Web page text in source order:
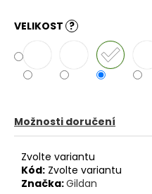
VELIKOST ?
Možnosti doručení
Zvolte variantu
Kód: Zvolte variantu
Značka:Gildan
o
p
o
u